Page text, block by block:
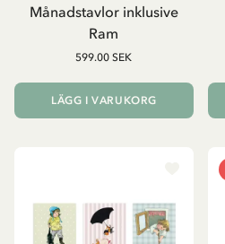
Månadstavlor inklusive
Ram
599.00 SEK
LÄGG I VARUKORG